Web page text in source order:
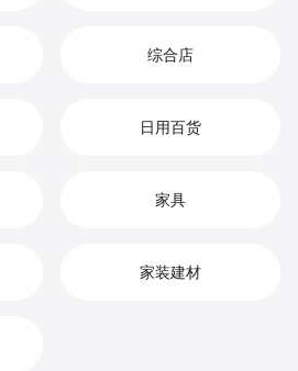
综合店
日用百货
家具
家装建材